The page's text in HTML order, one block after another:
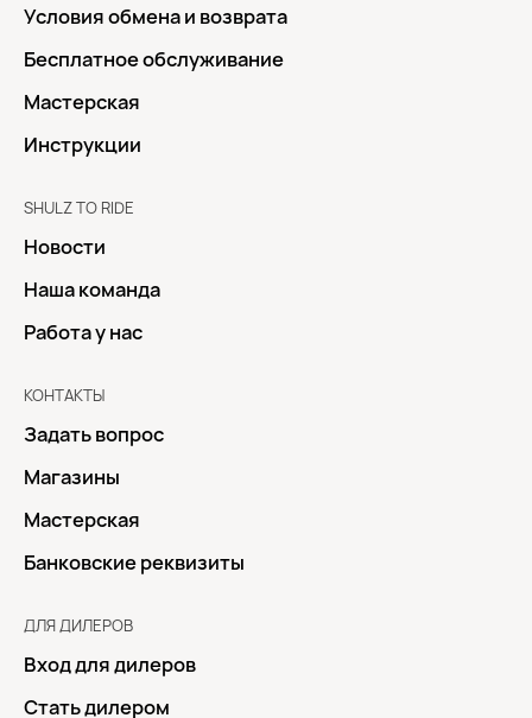
Условия обмена и возврата
Бесплатное обслуживание
Мастерская
Инструкции
SHULZ TO RIDE
Новости
Наша команда
Работа у нас
КОНТАКТЫ
Задать вопрос
Магазины
Мастерская
Банковские реквизиты
ДЛЯ ДИЛЕРОВ
Вход для дилеров
Стать дилером